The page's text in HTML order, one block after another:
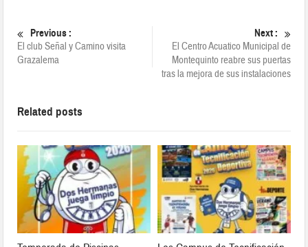
Previous :
El club Señal y Camino visita
Grazalema
Next :
El Centro Acuatico Municipal de
Montequinto reabre sus puertas
tras la mejora de sus instalaciones
Related posts